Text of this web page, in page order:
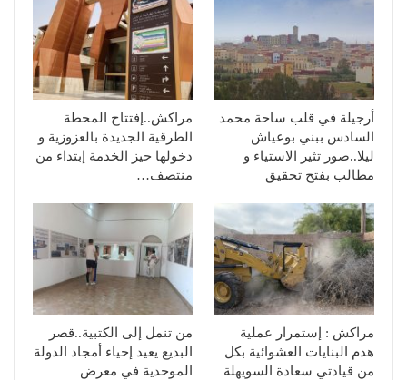
أرجيلة في قلب ساحة محمد
السادس ببني بوعياش
ليلا..صور تثير الاستياء و
مطالب بفتح تحقيق
مراكش..إفتتاح المحطة
الطرقية الجديدة بالعزوزية و
دخولها حيز الخدمة إبتداء من
منتصف…
مراكش : إستمرار عملية
هدم البنايات العشوائية بكل
من قيادتي سعادة السويهلة
من تنمل إلى الكتبية..قصر
البديع يعيد إحياء أمجاد الدولة
الموحدية في معرض